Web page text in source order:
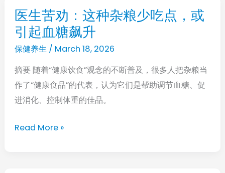
听
句
劝：
熬
夜
+
高
心
医生苦劝：这种杂粮少吃点，或
引起血糖飙升
保健养生/ March 18, 2026
摘要 随着“健康饮食”观念的不断普及，很多人把杂粮当
作了“健康食品”的代表，认为它们是帮助调节血糖、促
进消化、控制体重的佳品。
医
生
苦
这
种
杂
少
Read More »